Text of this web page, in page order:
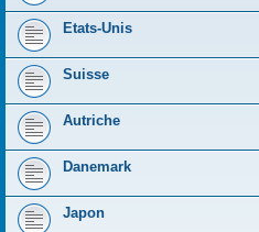
Etats-Unis
Suisse
Autriche
Danemark
Japon